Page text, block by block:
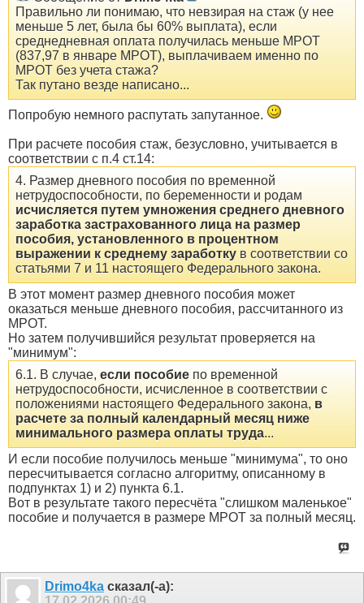
Правильно ли понимаю, что невзирая на стаж (у нее
меньше 5 лет, была бы 60% выплата), если
среднедневная оплата получилась меньше МРОТ
(837,97 в январе МРОТ), выплачиваем именно по
МРОТ без учета стажа?
Так путано везде написано...
Попробую немного распутать запутанное.
При расчете пособия стаж, безусловно, учитывается в
соответствии с п.4 ст.14:
4. Размер дневного пособия по временной
нетрудоспособности, по беременности и родам
исчисляется путем умножения среднего дневного
заработка застрахованного лица на размер
пособия, установленного в процентном
выражении к среднему заработку в соответствии со
статьями 7 и 11 настоящего Федерального закона.
В этот момент размер дневного пособия может
оказаться меньше дневного пособия, рассчитанного из
МРОТ.
Но затем получившийся результат проверяется на
"минимум":
6.1. В случае, если пособие по временной
нетрудоспособности, исчисленное в соответствии с
положениями настоящего Федерального закона, в
расчете за полный календарный месяц ниже
минимального размера оплаты труда...
И если пособие получилось меньше "минимума", то оно
пересчитывается согласно алгоритму, описанному в
подпунктах 1) и 2) пункта 6.1.
Вот в результате такого пересчёта "слишком маленькое"
пособие и получается в размере МРОТ за полный месяц.
Drimo4ka сказал(-а):